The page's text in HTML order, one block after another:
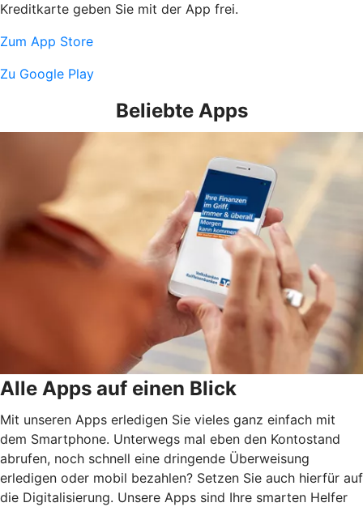
Kreditkarte geben Sie mit der App frei.
Zum App Store
Zu Google Play
Beliebte Apps
Alle Apps auf einen Blick
Mit unseren Apps erledigen Sie vieles ganz einfach mit
dem Smartphone. Unterwegs mal eben den Kontostand
abrufen, noch schnell eine dringende Überweisung
erledigen oder mobil bezahlen? Setzen Sie auch hierfür auf
die Digitalisierung. Unsere Apps sind Ihre smarten Helfer